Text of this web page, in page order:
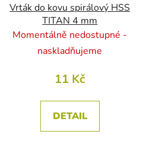
Vrták do kovu spirálový HSS
TITAN 4 mm
Momentálně nedostupné -
naskladňujeme
11 Kč
DETAIL